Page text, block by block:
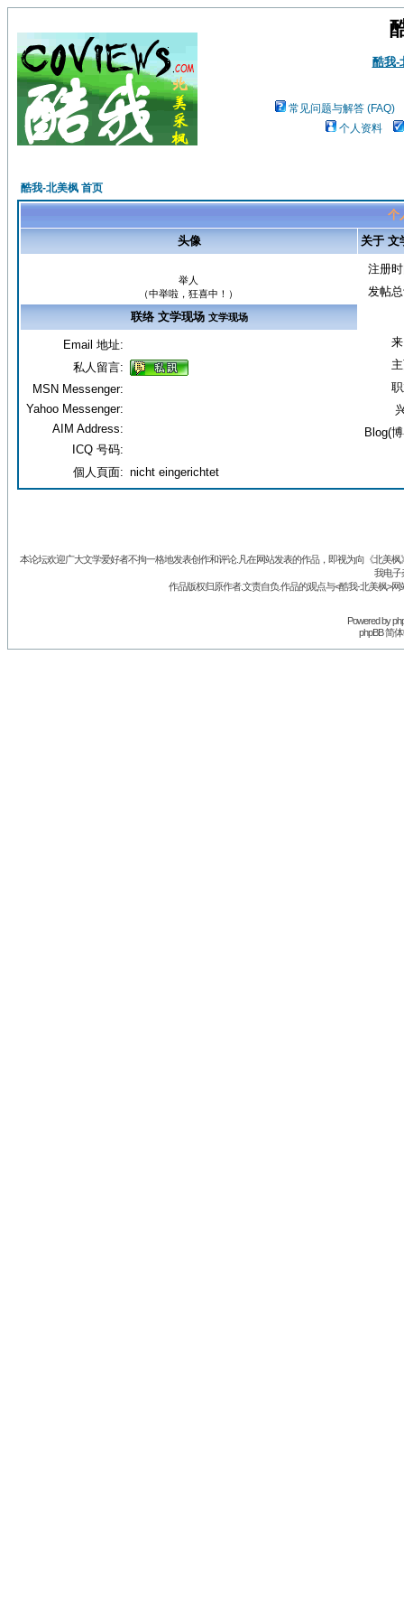
酷我-
常见问题与解答 (FAQ)
个人资料
酷我-北美枫 首页
个
头像
关于 文
举人
（中举啦，狂喜中！）
注册
发帖
Blog(
联络 文学现场 文学现场
Email 地址:
私人留言:
MSN Messenger:
Yahoo Messenger:
AIM Address:
ICQ 号码:
個人頁面: nicht eingerichtet
本论坛欢迎广大文学爱好者不拘一格地发表创作和评论.凡在网站发表的作品，即视为向《北美
我电子
作品版权归原作者.文责自负.作品的观点与<酷我-北美枫>
Powered by
phpBB 简